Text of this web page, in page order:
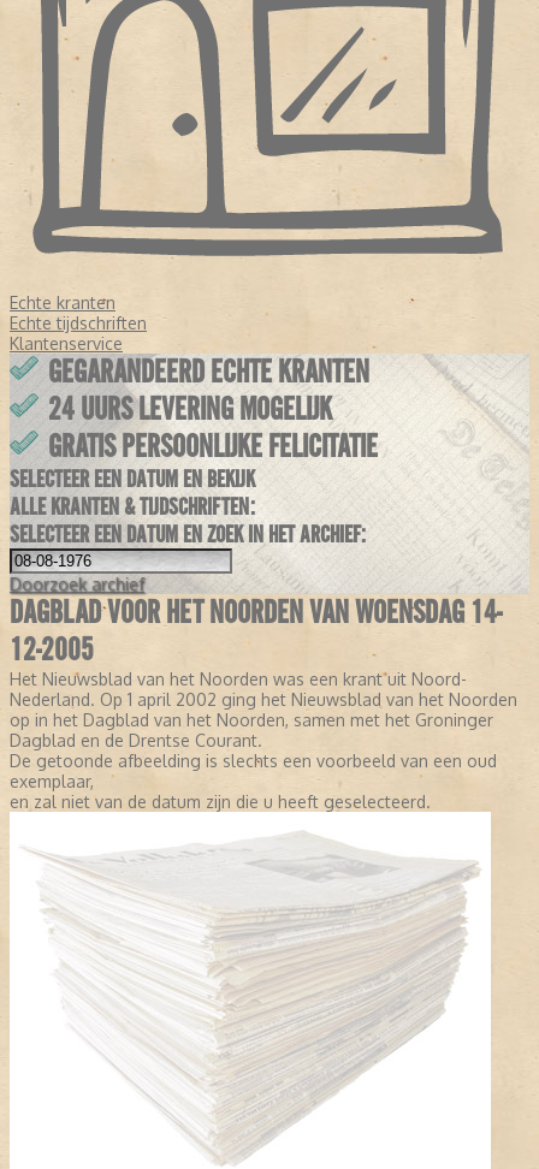
Echte kranten
Echte tijdschriften
Klantenservice
GEGARANDEERD ECHTE KRANTEN
24 UURS LEVERING MOGELIJK
GRATIS PERSOONLIJKE FELICITATIE
SELECTEER EEN DATUM EN BEKIJK
ALLE KRANTEN & TIJDSCHRIFTEN:
SELECTEER EEN DATUM EN ZOEK IN HET ARCHIEF:
Doorzoek archief
DAGBLAD VOOR HET NOORDEN VAN WOENSDAG 14-
12-2005
Het Nieuwsblad van het Noorden was een krant uit Noord-
Nederland. Op 1 april 2002 ging het Nieuwsblad van het Noorden
op in het Dagblad van het Noorden, samen met het Groninger
Dagblad en de Drentse Courant.
De getoonde afbeelding is slechts een voorbeeld van een oud
exemplaar,
en zal niet van de datum zijn die u heeft geselecteerd.